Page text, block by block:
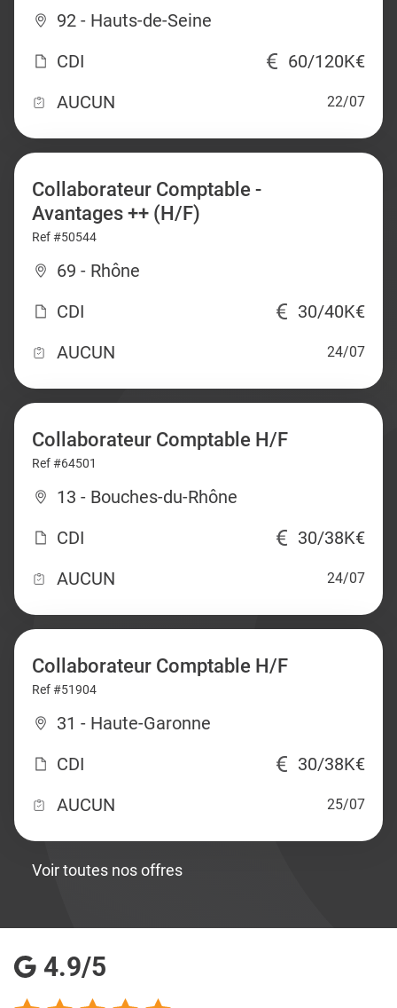
92 - Hauts-de-Seine
CDI
60/120K€
AUCUN
22/07
Collaborateur Comptable -
Avantages ++ (H/F)
Ref #50544
69 - Rhône
CDI
30/40K€
AUCUN
24/07
Collaborateur Comptable H/F
Ref #64501
13 - Bouches-du-Rhône
CDI
30/38K€
AUCUN
24/07
Collaborateur Comptable H/F
Ref #51904
31 - Haute-Garonne
CDI
30/38K€
AUCUN
25/07
Voir toutes nos offres
4.9/5